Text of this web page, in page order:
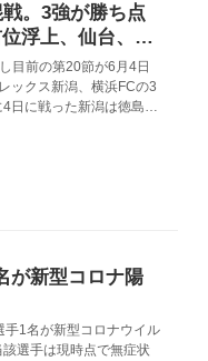
。3強が勝ち点
浮上、仙台、横
目前の第20節が6月4日
ックス新潟、横浜FCの3
日に戦った新潟は徳島に
に浮上している。
が新型コロナ陽
手1名が新型コロナウイル
選手は現時点で無症状